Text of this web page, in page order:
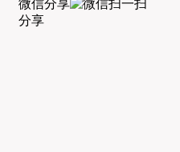
微信分享
分享